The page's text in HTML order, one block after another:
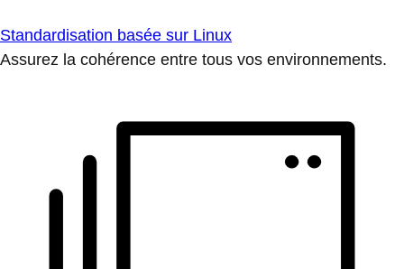
Standardisation basée sur Linux
Assurez la cohérence entre tous vos environnements.